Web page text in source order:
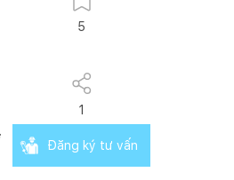
5
1
Đăng ký tư vấn